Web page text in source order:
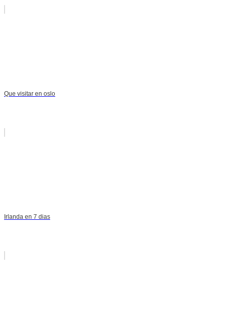
Que visitar en oslo
Irlanda en 7 dias